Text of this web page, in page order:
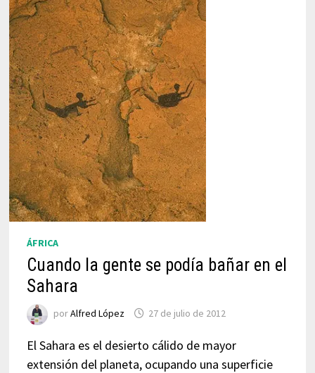
ÁFRICA
Cuando la gente se podía bañar en el
Sahara
porAlfred López 27 de julio de 2012
El Sahara es el desierto cálido de mayor
extensión del planeta, ocupando una superficie